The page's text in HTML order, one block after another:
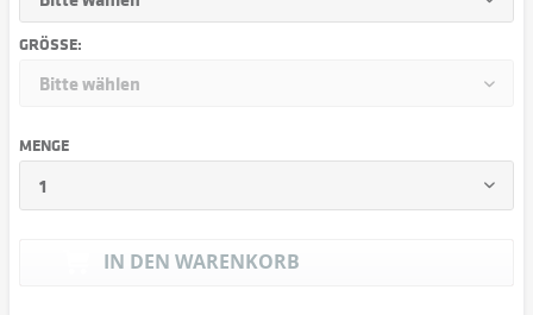
GRÖSSE:
MENGE
IN DEN WARENKORB